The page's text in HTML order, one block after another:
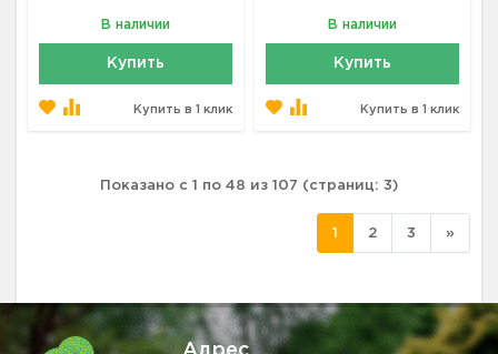
В наличии
Купить
Купить в 1 клик
В наличии
Купить
Купить в 1 клик
Показано с 1 по 48 из 107 (страниц: 3)
1 2 3 »
Адрес